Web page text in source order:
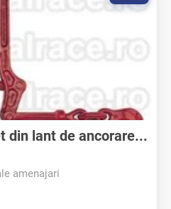
din lant de ancorare...
amenajari